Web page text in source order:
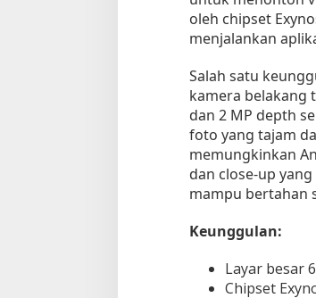
oleh chipset
menjalankan
Salah satu
kamera belakang
dan 2 MP depth
foto yang tajam
memungkinkan
dan close-up
mampu bertahan
Keunggulan:
Layar besar
Chipset